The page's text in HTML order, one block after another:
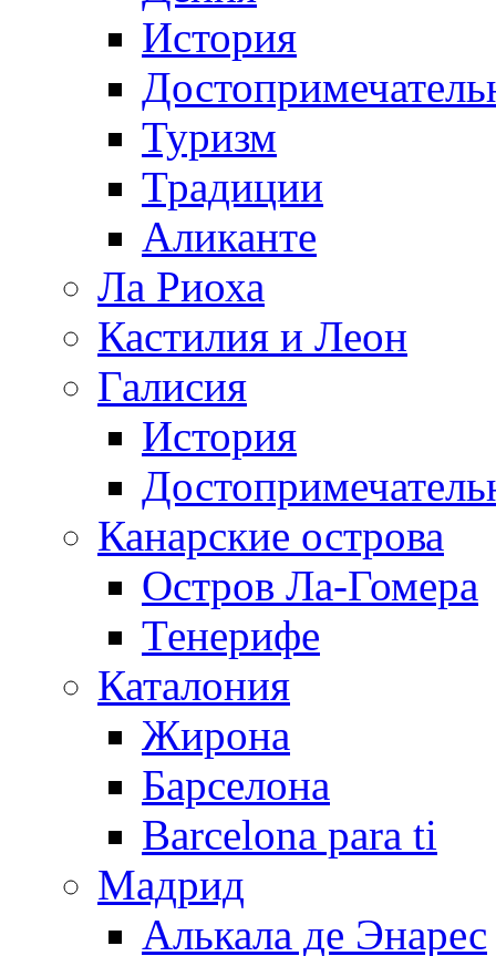
История
Туризм
Традиции
Аликанте
Ла Риоха
Кастилия и Леон
Галисия
История
Канарские острова
Остров Ла-Гомера
Тенерифе
Каталония
Жирона
Барселона
Barcelona para ti
Мадрид
Алькала де Энарес